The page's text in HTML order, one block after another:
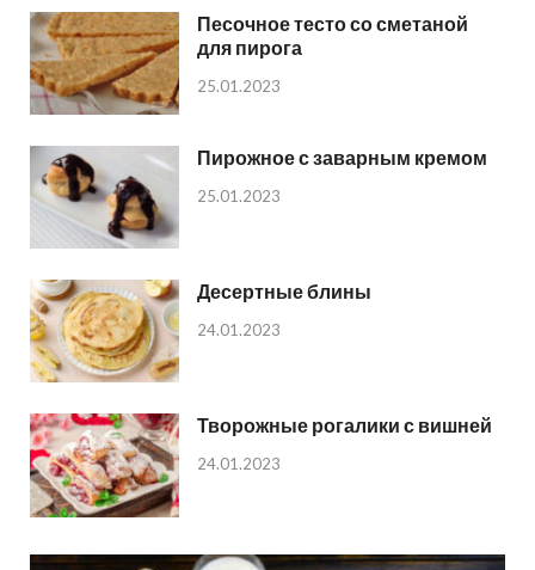
Песочное тесто со сметаной
для пирога
25.01.2023
Пирожное с заварным кремом
25.01.2023
Десертные блины
24.01.2023
Творожные рогалики с вишней
24.01.2023